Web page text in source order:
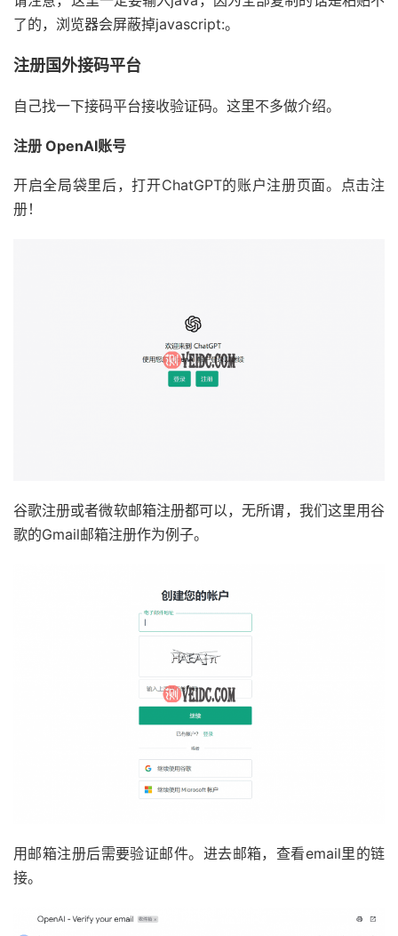
了的，浏览器会屏蔽掉javascript:。
注册国外接码平台
自己找一下接码平台接收验证码。这里不多做介绍。
注册 OpenAI账号
开启全局袋里后，打开ChatGPT的账户注册页面。点击注
册！
谷歌注册或者微软邮箱注册都可以，无所谓，我们这里用谷
歌的Gmail邮箱注册作为例子。
用邮箱注册后需要验证邮件。进去邮箱，查看email里的链
接。